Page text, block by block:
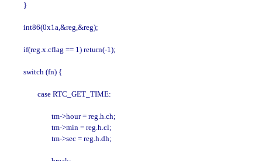
        }
        int86(0x1a,&reg,&reg);
        if(reg.x.cflag == 1) return(-1);
        switch (fn) {
                case RTC_GET_TIME:
                        tm->hour = reg.h.ch;
                        tm->min = reg.h.cl;
                        tm->sec = reg.h.dh;